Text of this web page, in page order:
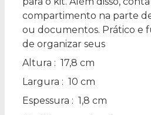
compartimento na parte
ou documentos. Prático e
de organizar seus
Altura : 17,8 cm
Largura : 10 cm
Espessura : 1,8 cm